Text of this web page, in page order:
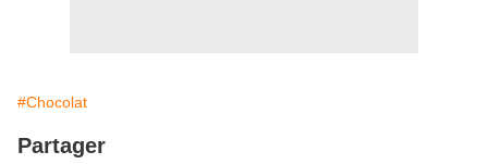
#Chocolat
Partager